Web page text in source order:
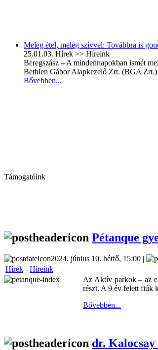
Meleg étel, meleg szívvel: Továbbra is
25.01.03. Hírek >> Híreink
Beregszász – A mindennapokban ismét
Bethlen Gábor Alapkezelő Zrt. (BGA Zrt.)
Bővebben...
Támogatóink
Pétanque
2024. június 10. hétfő, 15:00 |
Hírek - Híreink
Az Aktív parkok – az
részt. A 9 év felett fiúk
Bővebben...
dr.